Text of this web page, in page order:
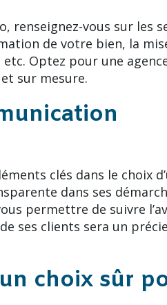
vous sur les
de votre bien, la
Optez pour une
sur mesure.
clés dans le choix
dans ses
permettre de suivre
ses clients sera un
choix sûr